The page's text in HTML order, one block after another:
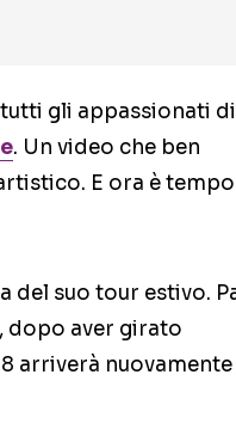
gli appassionati di
. Un video che ben
E ora è
del suo tour estivo.
dopo aver girato
arriverà nuovamente